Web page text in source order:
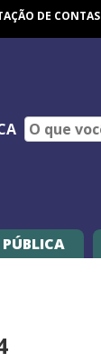
DE CONTAS